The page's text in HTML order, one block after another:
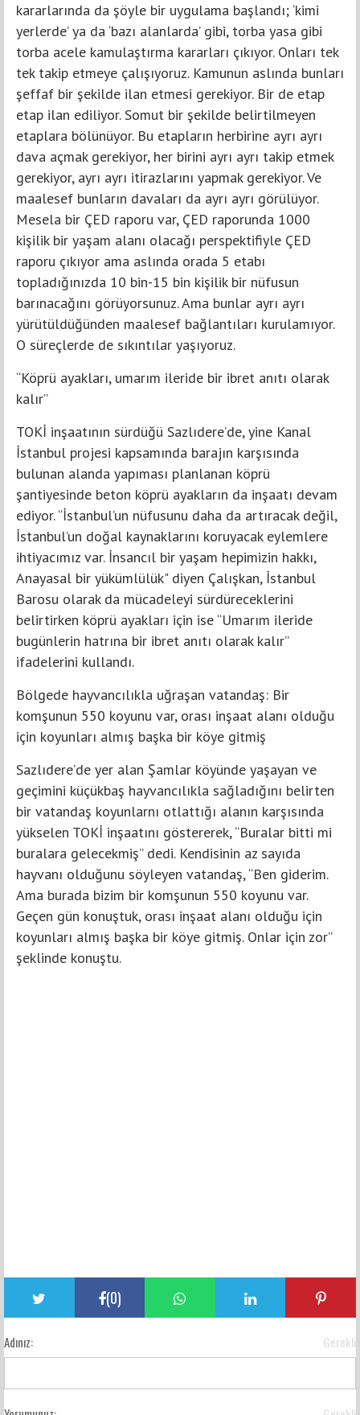
kararlarında da şöyle bir uygulama başlandı; ‘kimi
yerlerde’ ya da ‘bazı alanlarda’ gibi, torba yasa gibi
torba acele kamulaştırma kararları çıkıyor. Onları tek
tek takip etmeye çalışıyoruz. Kamunun aslında bunları
şeffaf bir şekilde ilan etmesi gerekiyor. Bir de etap
etap ilan ediliyor. Somut bir şekilde belirtilmeyen
etaplara bölünüyor. Bu etapların herbirine ayrı ayrı
dava açmak gerekiyor, her birini ayrı ayrı takip etmek
gerekiyor, ayrı ayrı itirazlarını yapmak gerekiyor. Ve
maalesef bunların davaları da ayrı ayrı görülüyor.
Mesela bir ÇED raporu var, ÇED raporunda 1000
kişilik bir yaşam alanı olacağı perspektifiyle ÇED
raporu çıkıyor ama aslında orada 5 etabı
topladığınızda 10 bin-15 bin kişilik bir nüfusun
barınacağını görüyorsunuz. Ama bunlar ayrı ayrı
yürütüldüğünden maalesef bağlantıları kurulamıyor.
O süreçlerde de sıkıntılar yaşıyoruz.
“Köprü ayakları, umarım ileride bir ibret anıtı olarak
kalır”
TOKİ inşaatının sürdüğü Sazlıdere’de, yine Kanal
İstanbul projesi kapsamında barajın karşısında
bulunan alanda yapıması planlanan köprü
şantiyesinde beton köprü ayakların da inşaatı devam
ediyor. “İstanbul’un nüfusunu daha da artıracak değil,
İstanbul’un doğal kaynaklarını koruyacak eylemlere
ihtiyacımız var. İnsancıl bir yaşam hepimizin hakkı,
Anayasal bir yükümlülük" diyen Çalışkan, İstanbul
Barosu olarak da mücadeleyi sürdüreceklerini
belirtirken köprü ayakları için ise “Umarım ileride
bugünlerin hatrına bir ibret anıtı olarak kalır”
ifadelerini kullandı.
Bölgede hayvancılıkla uğraşan vatandaş: Bir
komşunun 550 koyunu var, orası inşaat alanı olduğu
için koyunları almış başka bir köye gitmiş
Sazlıdere’de yer alan Şamlar köyünde yaşayan ve
geçimini küçükbaş hayvancılıkla sağladığını belirten
bir vatandaş koyunlarnı otlattığı alanın karşısında
yükselen TOKİ inşaatını göstererek, “Buralar bitti mi
buralara gelecekmiş” dedi. Kendisinin az sayıda
hayvanı olduğunu söyleyen vatandaş, “Ben giderim.
Ama burada bizim bir komşunun 550 koyunu var.
Geçen gün konuştuk, orası inşaat alanı olduğu için
koyunları almış başka bir köye gitmiş. Onlar için zor”
şeklinde konuştu.
(0)
Adınız: Gerekli